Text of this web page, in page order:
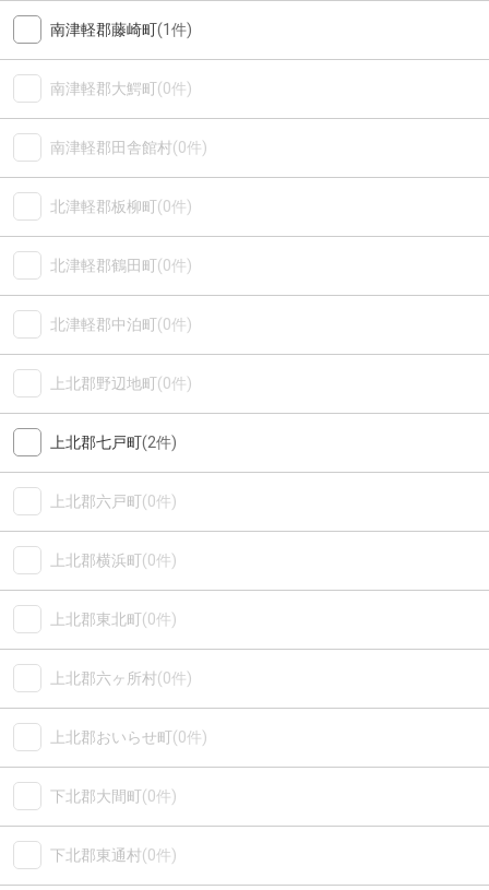
南津軽郡藤崎町(1件)
南津軽郡大鰐町(0件)
南津軽郡田舎館村(0件)
北津軽郡板柳町(0件)
北津軽郡鶴田町(0件)
北津軽郡中泊町(0件)
上北郡野辺地町(0件)
上北郡七戸町(2件)
上北郡六戸町(0件)
上北郡横浜町(0件)
上北郡東北町(0件)
上北郡六ヶ所村(0件)
上北郡おいらせ町(0件)
下北郡大間町(0件)
下北郡東通村(0件)